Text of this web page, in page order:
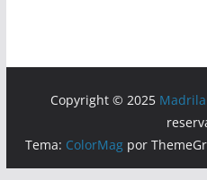
entradas
Copyright © 2025
Tema: ColorMag por